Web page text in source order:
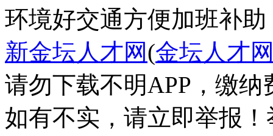
环境好交通方便加班补助
新金坛人才网(金坛人才
请勿下载不明APP，缴
如有不实，请立即举报